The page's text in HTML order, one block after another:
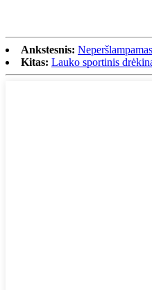
Ankstesnis:
Kitas: Lauko sportinis